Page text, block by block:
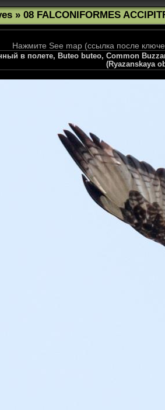
» 08 FALCONIFORMES
Нажмите See map (ссылка после
в полете, Buteo buteo, Common
(Ryazanskaya